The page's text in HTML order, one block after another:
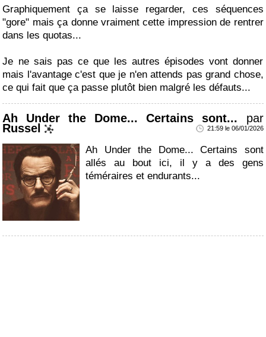
Graphiquement ça se laisse regarder, ces séquences
"gore" mais ça donne vraiment cette impression de rentrer
dans les quotas...
Je ne sais pas ce que les autres épisodes vont donner
mais l'avantage c'est que je n'en attends pas grand chose,
ce qui fait que ça passe plutôt bien malgré les défauts...
Ah Under the Dome... Certains sont... par
Russel 21:59 le 06/01/2026
Ah Under the Dome... Certains sont
allés au bout ici, il y a des gens
téméraires et endurants...